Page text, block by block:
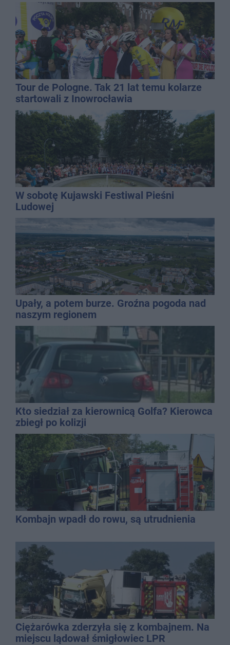
Tour de Pologne. Tak 21 lat temu kolarze
startowali z Inowrocławia
W sobotę Kujawski Festiwal Pieśni
Ludowej
Upały, a potem burze. Groźna pogoda nad
naszym regionem
Kto siedział za kierownicą Golfa? Kierowca
zbiegł po kolizji
Kombajn wpadł do rowu, są utrudnienia
Ciężarówka zderzyła się z kombajnem. Na
miejscu lądował śmigłowiec LPR